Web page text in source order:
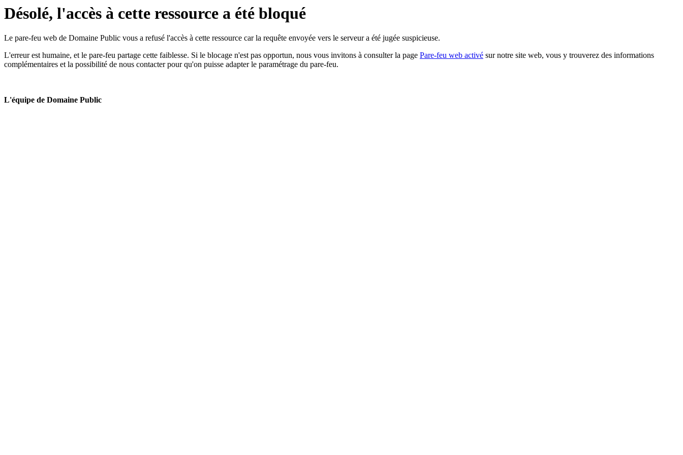
Désolé, l'accès à cette ressource a été bloqué
Le pare-feu web de Domaine Public vous a refusé l'accès à cette ressource car la requête envoyée vers le serveur a été jugée suspicieuse.
L'erreur est humaine, et le pare-feu partage cette faiblesse. Si le blocage n'est pas opportun, nous vous invitons à consulter la page Pare-feu web activé sur notre site web, vous y trouverez des informations
complémentaires et la possibilité de nous contacter pour qu'on puisse adapter le paramétrage du pare-feu.
L'équipe de Domaine Public